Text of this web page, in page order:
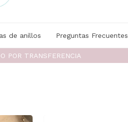
POR TRANSFERENCIA
de anillos Preguntas Frecuentes